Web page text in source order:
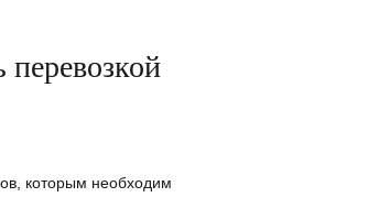
которым необходим